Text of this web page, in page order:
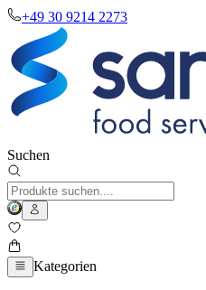
+49 30 9214 2273
Suchen
Kategorien